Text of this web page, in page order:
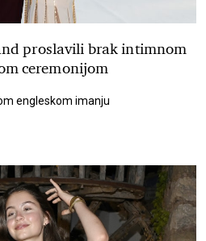
proslavili brak intimnom
ceremonijom
engleskom imanju